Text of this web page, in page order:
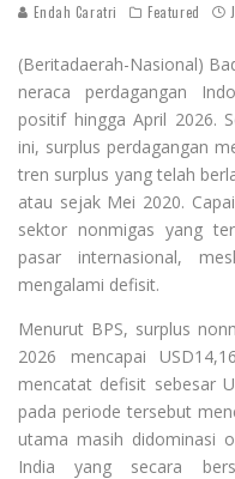
Endah Caratri Featured
(Beritadaerah-Nasional)
neraca perdagangan
positif hingga April 2026.
ini, surplus perdagangan
tren surplus yang telah
atau sejak Mei 2020.
sektor nonmigas yang
pasar internasional,
mengalami defisit.
Menurut BPS, surplus
2026 mencapai
mencatat defisit sebesar
pada periode tersebut
utama masih didominasi
India yang secara